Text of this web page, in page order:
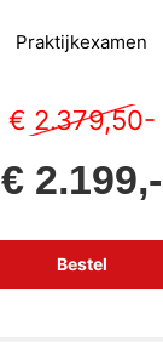
Praktijkexamen
€ 2.379,50-
€ 2.199,-
Bestel